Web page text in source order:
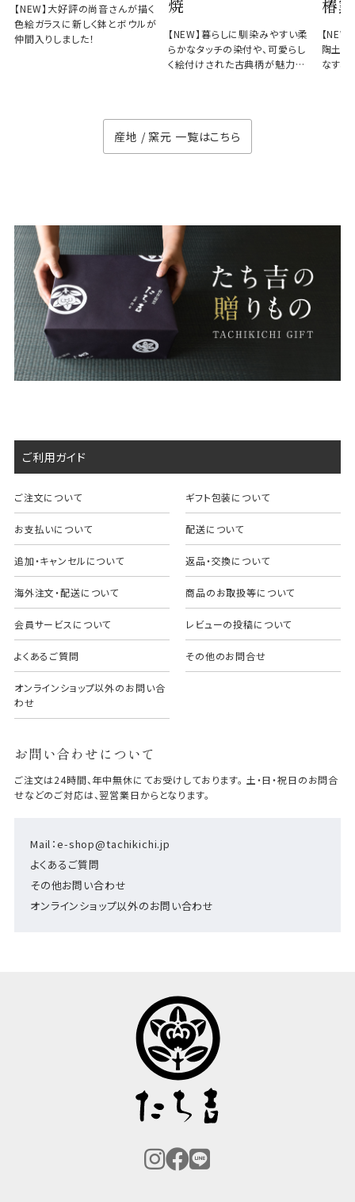
【NEW】大好評の尚音さんが描く
色絵ガラスに新しく鉢とボウルが
仲間入りしました！
焼
【NEW】暮らしに馴染みやすい柔
らかなタッチの染付や、可愛らし
く絵付けされた古典柄が魅力の
椿窯
【
陶土と
なす、
産地 / 窯元 一覧はこちら
ご利用ガイド
ご注文について ギフト包装について
お支払いについて 配送について
追加・キャンセルについて 返品・交換について
海外注文・配送について 商品のお取扱等について
会員サービスについて レビューの投稿について
よくあるご質問 その他のお問合せ
オンラインショップ以外のお問い合
わせ
お問い合わせについて
Mail：e-shop@tachikichi.jp
よくあるご質問
その他お問い合わせ
オンラインショップ以外のお問い合わせ
ご注文は24時間、年中無休にてお受けしております。 土・日・祝日のお問合
せなどのご対応は、翌営業日からとなります。